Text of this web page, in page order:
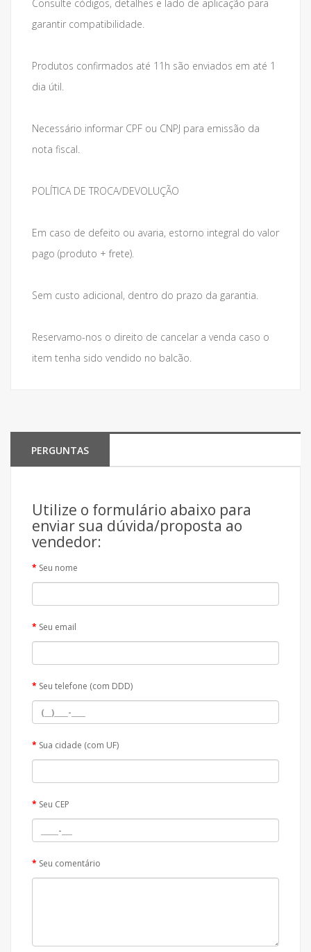
Consulte códigos, detalhes e lado de aplicação para
garantir compatibilidade.
Produtos confirmados até 11h são enviados em até 1
dia útil.
Necessário informar CPF ou CNPJ para emissão da
nota fiscal.
POLÍTICA DE TROCA/DEVOLUÇÃO
Em caso de defeito ou avaria, estorno integral do valor
pago (produto + frete).
Sem custo adicional, dentro do prazo da garantia.
Reservamo-nos o direito de cancelar a venda caso o
item tenha sido vendido no balcão.
PERGUNTAS
Utilize o formulário abaixo para
enviar sua dúvida/proposta ao
vendedor:
Seu nome
Seu email
Seu telefone (com DDD)
Sua cidade (com UF)
Seu CEP
Seu comentário